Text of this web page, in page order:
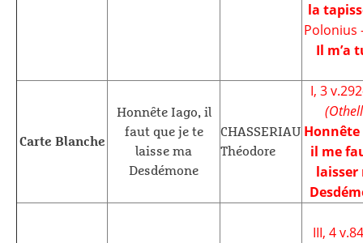
la
Polonius
Il m’a
Carte Blanche
Honnête Iago, il
faut que je te
laisse ma
Desdémone
CHASSERIAU
Théodore
I, 3
Honnête
il me
laisser
III, 4